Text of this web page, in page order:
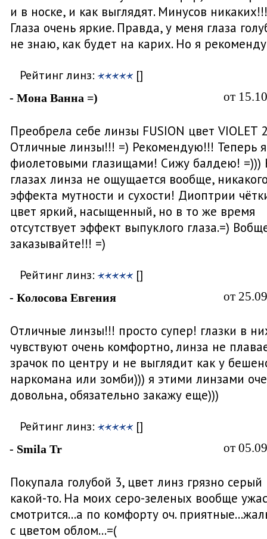
и в носке, и как выглядят. Минусов никаких!!!
Глаза очень яркие. Правда, у меня глаза
не знаю, как будет на карих. Но я
Рейтинг линз: []
- Мона Ванна =) от
Преобрела себе линзы FUSION цвет VIOLET
Отличные линзы!!! =) Рекомендую!!! Теперь
фиолетовыми глазищами! Сижу балдею! =)))
глазах линза не ощущается вообще,
эффекта мутности и сухости! Диоптрии
цвет яркий, насыщенный, но в то же время
отсутствует эффект выпуклого глаза.=)
заказывайте!!! =)
Рейтинг линз: []
- Колосова Евгения от
Отличные линзы!!! просто супер! глазки в
чувствуют очень комфортно, линза не
зрачок по центру и не выглядит как у
наркомана или зомби))) я этими линзами
довольна, обязательно закажу еще)))
Рейтинг линз: []
- Smila Tr от
Покупала голубой 3, цвет линз грязно серый
какой-то. На моих серо-зеленых вообще
смотрится...а по комфорту оч.
с цветом облом...=(